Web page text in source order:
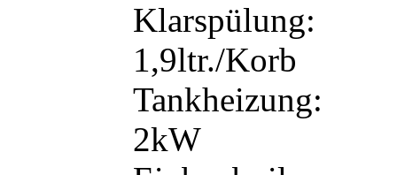
Klarspülung:
1,9ltr./Korb
Tankheizung:
2kW